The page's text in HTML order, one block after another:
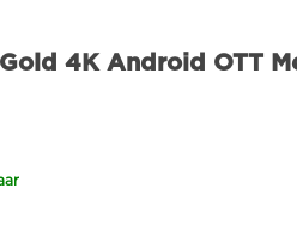
4K Android OTT